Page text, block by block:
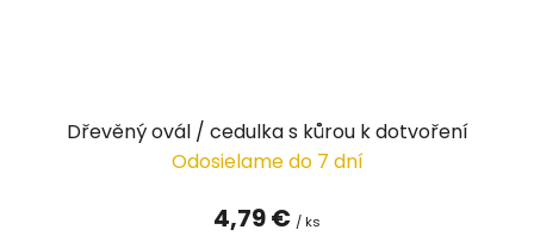
Dřevěný ovál / cedulka s kůrou k dotvoření
Odosielame do 7 dní
4,79 € / ks